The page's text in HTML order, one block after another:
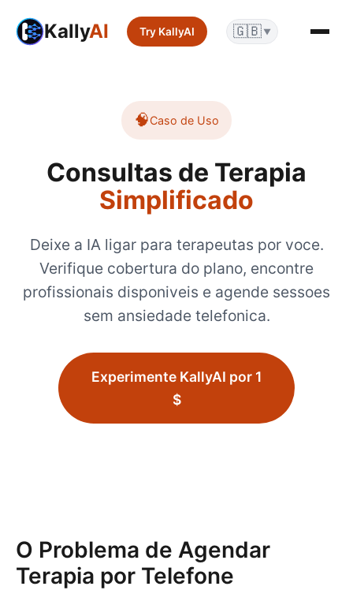
KallyAI Try KallyAI 🇬🇧 ▼
🧠Caso de Uso
Consultas de Terapia
Simplificado
Deixe a IA ligar para terapeutas por voce.
Verifique cobertura do plano, encontre
profissionais disponiveis e agende sessoes
sem ansiedade telefonica.
Experimente KallyAI por 1
$
O Problema de Agendar
Terapia por Telefone